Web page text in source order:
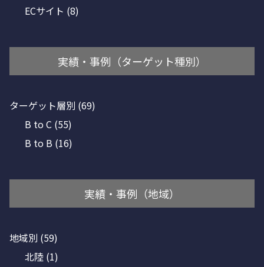
ECサイト (8)
実績・事例（ターゲット種別）
ターゲット層別 (69)
B to C (55)
B to B (16)
実績・事例（地域）
地域別 (59)
北陸 (1)